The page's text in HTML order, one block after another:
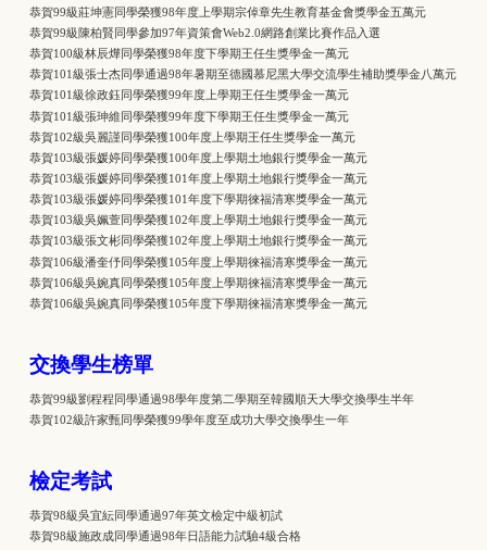
恭賀99級莊坤憲同學榮獲98年度上學期宗倬章先生教育基金會獎學金五萬元
恭賀99級陳柏賢同學參加97年資策會Web2.0網路創業比賽作品入選
恭賀100級林辰燁同學榮獲98年度下學期王任生獎學金一萬元
恭賀101級張士杰同學通過98年暑期至德國慕尼黑大學交流學生補助獎學金八萬元
恭賀101級徐政鈺同學榮獲99年度上學期王任生獎學金一萬元
恭賀101級張珅維同學榮獲99年度下學期王任生獎學金一萬元
恭賀102級吳麗謹同學榮獲100年度上學期王任生獎學金一萬元
恭賀103級張媛婷同學榮獲100年度上學期土地銀行獎學金一萬元
恭賀103級張媛婷同學榮獲101年度上學期土地銀行獎學金一萬元
恭賀103級張媛婷同學榮獲101年度下學期徠福清寒獎學金一萬元
恭賀103級吳姵萱同學榮獲102年度上學期土地銀行獎學金一萬元
恭賀103級張文彬同學榮獲102年度上學期土地銀行獎學金一萬元
恭賀106級潘奎伃同學榮獲105年度上學期徠福清寒獎學金一萬元
恭賀106級吳婉真同學榮獲105年度上學期徠福清寒獎學金一萬元
恭賀106級吳婉真同學榮獲105年度下學期徠福清寒獎學金一萬元
交換學生榜單
恭賀99級劉程程同學通過98學年度第二學期至韓國順天大學交換學生半年
恭賀102級許家甄同學榮獲99學年度至成功大學交換學生一年
檢定考試
恭賀98級吳宜紜同學通過97年英文檢定中級初試
恭賀98級施政成同學通過98年日語能力試驗4級合格